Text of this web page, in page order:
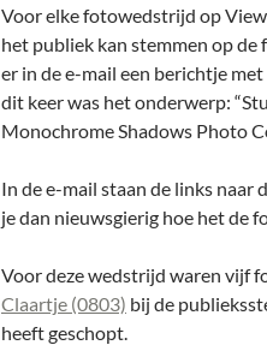
Voor elke fotowedstrijd op
het publiek kan stemmen op de
er in de e-mail een berichtje met
dit keer was het onderwerp:
Monochrome Shadows Photo
In de e-mail staan de links naar
je dan nieuwsgierig hoe het de
Voor deze wedstrijd waren vijf
Claartje (0803) bij de
heeft geschopt.